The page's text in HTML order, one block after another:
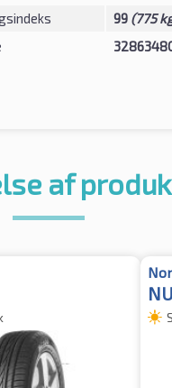
99 (775
af